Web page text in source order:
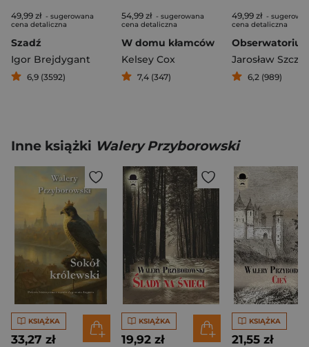
49,99 zł - sugerowana
cena detaliczna
Szadź
Igor Brejdygant
6,9 (3592)
54,99 zł - sugerowana
cena detaliczna
W domu kłamców
Kelsey Cox
7,4 (347)
49,99 zł -
cena detaliczna
6,2 (989)
Inne książki Walery Przyborowski
KSIĄŻKA
33,27 zł
KSIĄŻKA
19,92 zł
KSIĄŻKA
21,55 zł